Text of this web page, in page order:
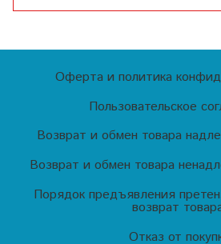
Оферта и политика
Пользовательское
Возврат и обмен товара
Возврат и обмен товара
Порядок предъявления
возврат
Отказ от